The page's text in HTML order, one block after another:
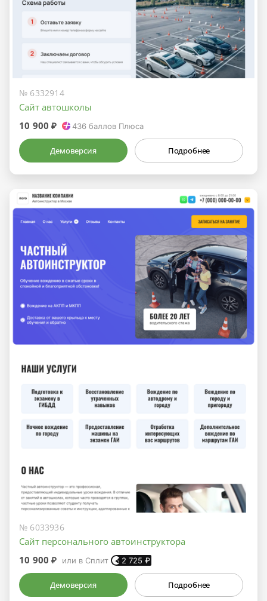
№ 6332914
Сайт автошколы
10 900 ₽
436баллов Плюса
Демоверсия Подробнее
№ 6033936
Сайт персонального автоинструктора
10 900 ₽
или в Сплит 2 725 ₽
Демоверсия Подробнее